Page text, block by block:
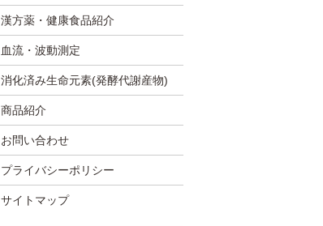
漢方薬・健康食品紹介
血流・波動測定
消化済み生命元素(発酵代謝産物)
商品紹介
お問い合わせ
プライバシーポリシー
サイトマップ